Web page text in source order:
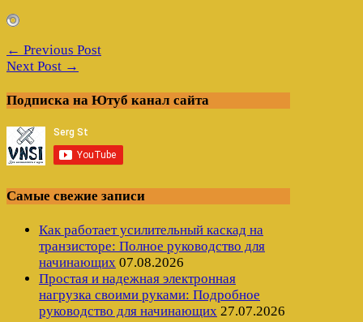
← Previous Post
Next Post →
Подписка на Ютуб канал сайта
Самые свежие записи
Как работает усилительный каскад на
транзисторе: Полное руководство для
начинающих 07.08.2026
Простая и надежная электронная
нагрузка своими руками: Подробное
руководство для начинающих 27.07.2026